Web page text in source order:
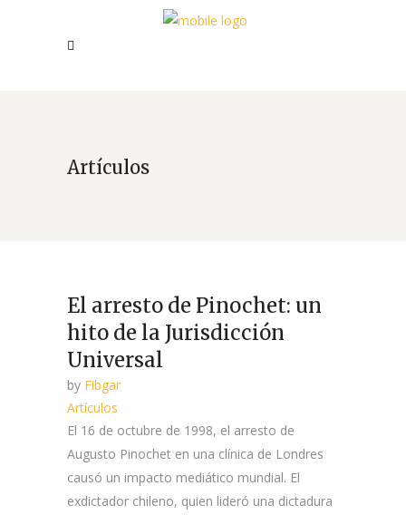
Artículos
El arresto de Pinochet: un
hito de la Jurisdicción
Universal
by Fibgar
Artículos
El 16 de octubre de 1998, el arresto de
Augusto Pinochet en una clínica de Londres
causó un impacto mediático mundial. El
exdictador chileno, quien lideró una dictadura